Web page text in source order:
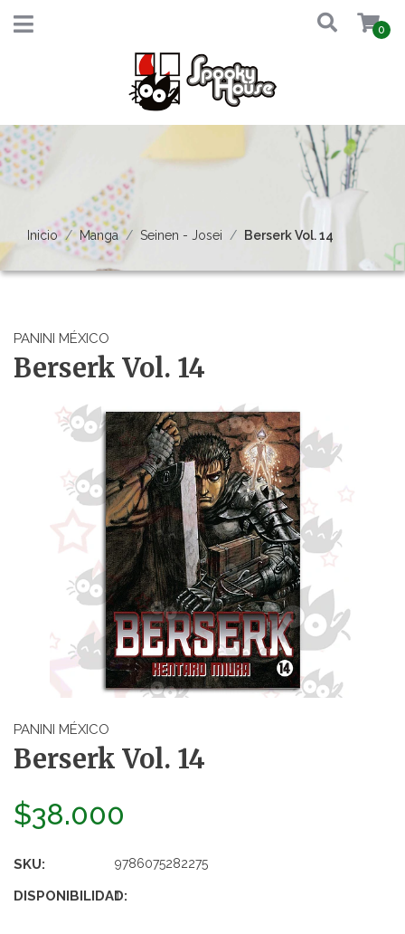
0
Inicio Manga Seinen - Josei Berserk Vol. 14
PANINI MÉXICO
Berserk Vol. 14
PANINI MÉXICO
Berserk Vol. 14
$38.000
SKU: 9786075282275
DISPONIBILIDAD:
1